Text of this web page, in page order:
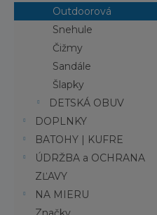
Outdoorová
Snehule
Čižmy
Sandále
Šlapky
DETSKÁ OBUV
DOPLNKY
BATOHY | KUFRE
ÚDRŽBA a OCHRANA
ZĽAVY
NA MIERU